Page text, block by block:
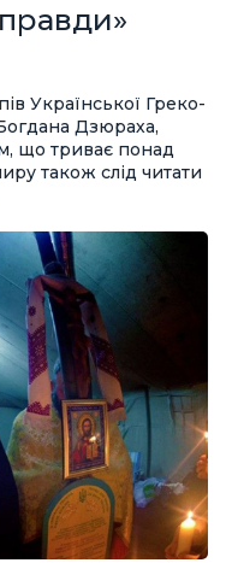
Української Греко-
Дзюраха,
що триває понад
також слід читати